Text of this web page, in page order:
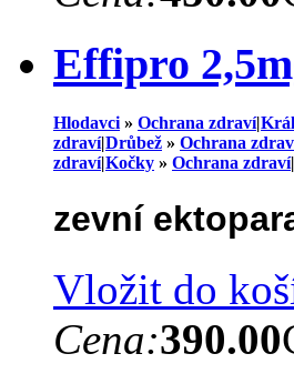
Effipro
Hlodavci» Ochrana zdraví|
zdraví|Drůbež » Ochrana
zdraví|Kočky » Ochrana zdraví|
zevní
Vložit do
Cena:390.00